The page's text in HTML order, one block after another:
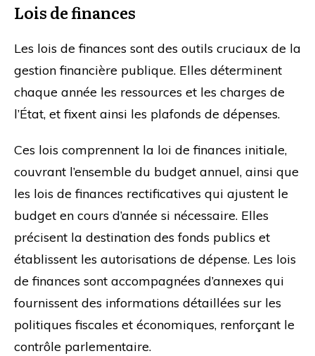
Lois de finances
Les lois de finances sont des outils cruciaux de la
gestion financière publique. Elles déterminent
chaque année les ressources et les charges de
l’État, et fixent ainsi les plafonds de dépenses.
Ces lois comprennent la loi de finances initiale,
couvrant l’ensemble du budget annuel, ainsi que
les lois de finances rectificatives qui ajustent le
budget en cours d’année si nécessaire. Elles
précisent la destination des fonds publics et
établissent les autorisations de dépense. Les lois
de finances sont accompagnées d’annexes qui
fournissent des informations détaillées sur les
politiques fiscales et économiques, renforçant le
contrôle parlementaire.